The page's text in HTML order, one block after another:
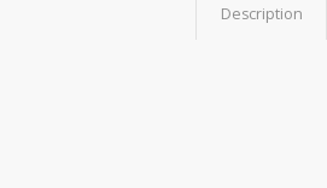
Description